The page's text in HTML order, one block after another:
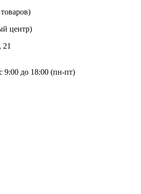
центр)
21
9:00 до 18:00 (пн-пт)